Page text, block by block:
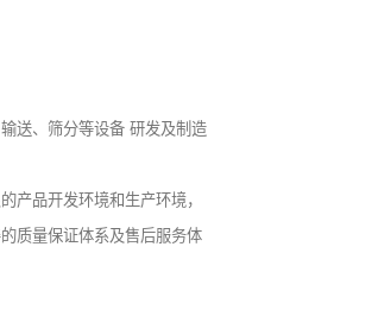
送、筛分等设备 研发及制造
产品开发环境和生产环境，
质量保证体系及售后服务体